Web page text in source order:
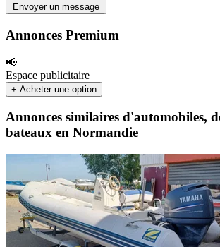
Annonces Premium
📢
Espace publicitaire
+ Acheter une option
Envoyer un message
Annonces similaires d'automobiles,
bateaux en Normandie